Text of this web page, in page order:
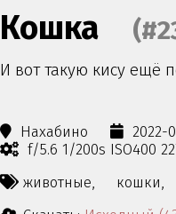
Кошка
И вот такую кису ещё
Нахабино 2022-
f/5.6 1/200s ISO400
животные,
кошки,